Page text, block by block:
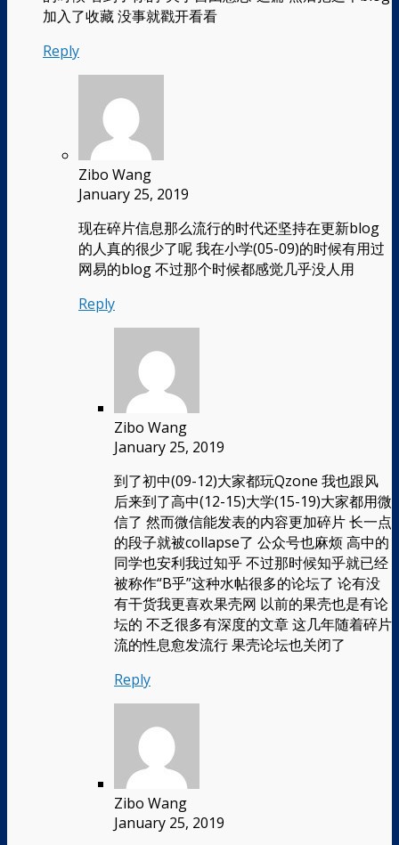
加入了收藏 没事就戳开看看
Reply
Zibo Wang
January 25, 2019
现在碎片信息那么流行的时代还坚持在更新blog
的人真的很少了呢 我在小学(05-09)的时候有用过
网易的blog 不过那个时候都感觉几乎没人用
Reply
Zibo Wang
January 25, 2019
到了初中(09-12)大家都玩Qzone 我也跟风
后来到了高中(12-15)大学(15-19)大家都用微
信了 然而微信能发表的内容更加碎片 长一点
的段子就被collapse了 公众号也麻烦 高中的
同学也安利我过知乎 不过那时候知乎就已经
被称作“B乎”这种水帖很多的论坛了 论有没
有干货我更喜欢果壳网 以前的果壳也是有论
坛的 不乏很多有深度的文章 这几年随着碎片
流的性息愈发流行 果壳论坛也关闭了
Reply
Zibo Wang
January 25, 2019